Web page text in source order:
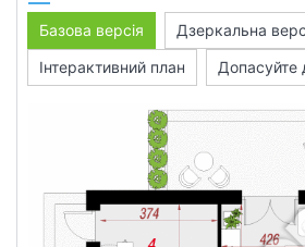
Базова версія
Дзеркальна
Інтерактивний план
Допасуйте